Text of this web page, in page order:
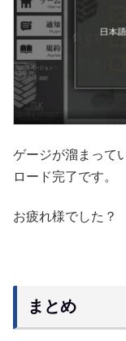
ゲージが溜まって
ロード完了です。
お疲れ様でした？
まとめ